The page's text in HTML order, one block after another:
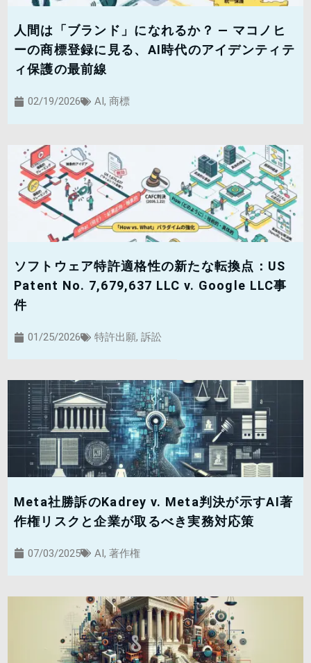
人間は「ブランド」になれるか？ — マコノヒ
ーの商標登録に見る、AI時代のアイデンティテ
ィ保護の最前線
02/19/2026 AI , 商標
ソフトウェア特許適格性の新たな転換点：US
Patent No. 7,679,637 LLC v. Google LLC事
件
01/25/2026 特許出願, 訴訟
Meta社勝訴のKadrey v. Meta判決が示すAI著
作権リスクと企業が取るべき実務対応策
07/03/2025 AI, 著作権